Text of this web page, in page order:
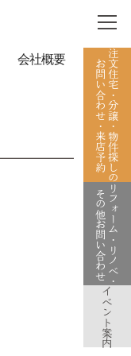
会社概要 注文住宅・分譲・物件探しの
お問い合わせ・来店予約
リフォーム・リノベ・
その他お問い合わせ
イベント案内